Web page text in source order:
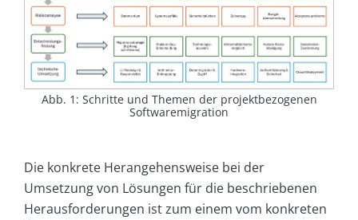
Abb. 1: Schritte und Themen der projektbezogenen
Softwaremigration
Die konkrete Herangehensweise bei der
Umsetzung von Lösungen für die beschriebenen
Herausforderungen ist zum einem vom konkreten